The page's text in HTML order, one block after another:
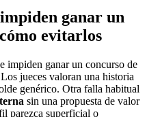
ganar un
evitarlos
impiden ganar un concurso de
jueces valoran una historia
genérico. Otra falla habitual
sin una propuesta de valor
parezca superficial o